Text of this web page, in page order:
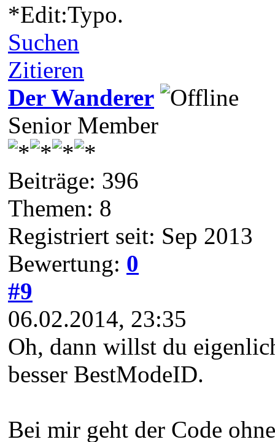
*Edit:Typo.
Suchen
Zitieren
Der Wanderer
Senior Member
Beiträge: 396
Themen: 8
Registriert seit: Sep 2013
Bewertung: 0
#9
06.02.2014, 23:35
Oh, dann willst du
besser BestModeID.
Bei mir geht der Code